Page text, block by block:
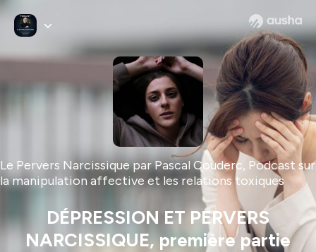
Le Pervers Narcissique par Pascal Couderc, Podcast sur
la manipulation affective et les relations toxiques
DÉPRESSION ET PERVERS
NARCISSIQUE, première partie